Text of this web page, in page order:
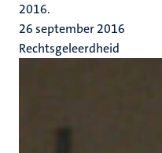
2016.
26 september 2016
Rechtsgeleerdheid